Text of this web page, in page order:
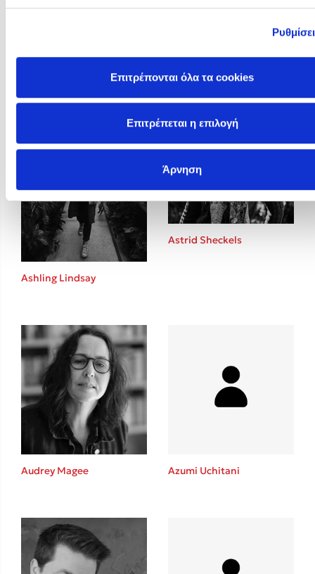
Επιτρέπονται όλα τα cookies
Επιτρέπεται η επιλογή
Άρνηση
Ashling Lindsay
Astrid Sheckels
Audrey Magee Azumi Uchitani